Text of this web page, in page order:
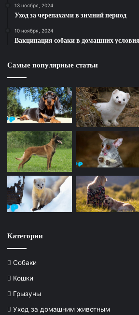
13 ноября, 2024
Уход за черепахами в зимний период
10 ноября, 2024
Вакцинация собаки в домашних
Самые популярные статьи
Категории
Собаки
Кошки
Грызуны
Уход за домашним животным